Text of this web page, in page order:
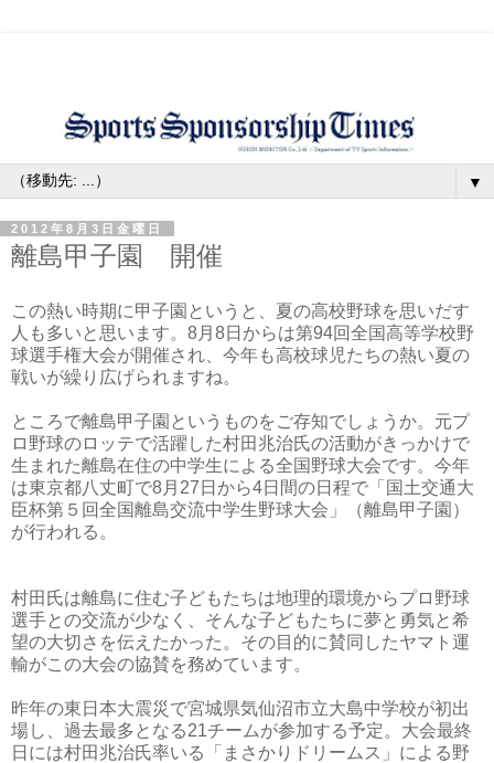
▼
2012年8月3日金曜日
離島甲子園 開催
この熱い時期に甲子園というと、夏の高校野球を思いだす
人も多いと思います。8月8日からは第94回全国高等学校野
球選手権大会が開催され、今年も高校球児たちの熱い夏の
戦いが繰り広げられますね。
ところで離島甲子園というものをご存知でしょうか。元プ
ロ野球のロッテで活躍した村田兆治氏の活動がきっかけで
生まれた離島在住の中学生による全国野球大会です。今年
は東京都八丈町で8月27日から4日間の日程で「国土交通大
臣杯第５回全国離島交流中学生野球大会」（離島甲子園）
が行われる。
村田氏は離島に住む子どもたちは地理的環境からプロ野球
選手との交流が少なく、そんな子どもたちに夢と勇気と希
望の大切さを伝えたかった。その目的に賛同したヤマト運
輸がこの大会の協賛を務めています。
昨年の東日本大震災で宮城県気仙沼市立大島中学校が初出
場し、過去最多となる21チームが参加する予定。大会最終
日には村田兆治氏率いる「まさかりドリームス」による野